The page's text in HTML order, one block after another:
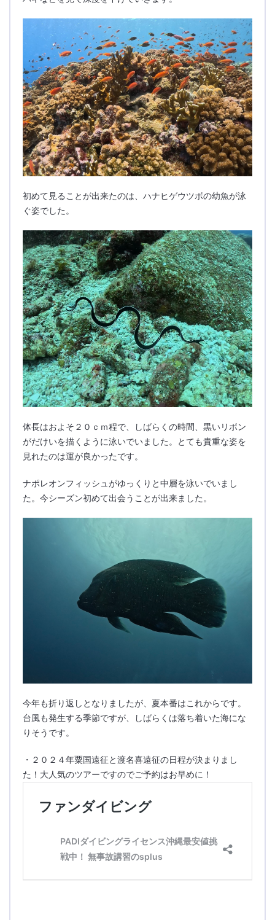
初めて見ることが出来たのは、ハナヒゲウツボの幼魚が泳
ぐ姿でした。
体長はおよそ２０ｃｍ程で、しばらくの時間、黒いリボン
がだけいを描くように泳いでいました。とても貴重な姿を
見れたのは運が良かったです。
ナポレオンフィッシュがゆっくりと中層を泳いでいまし
た。今シーズン初めて出会うことが出来ました。
今年も折り返しとなりましたが、夏本番はこれからです。
台風も発生する季節ですが、しばらくは落ち着いた海にな
りそうです。
・２０２４年粟国遠征と渡名喜遠征の日程が決まりまし
た！大人気のツアーですのでご予約はお早めに！